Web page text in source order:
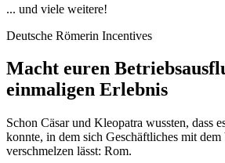
... und viele weitere!
Deutsche Römerin Incentives
Macht euren
einmaligen Erlebnis
Schon Cäsar und Kleopatra wussten, dass
konnte, in dem sich Geschäftliches mit
verschmelzen lässt: Rom.